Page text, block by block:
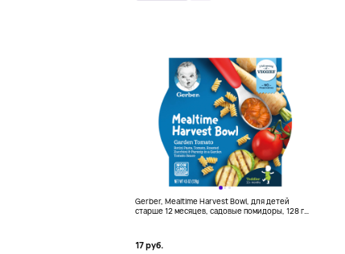
Gerber, Mealtime Harvest Bowl, для детей
старше 12 месяцев, садовые помидоры, 128 г
17 руб.